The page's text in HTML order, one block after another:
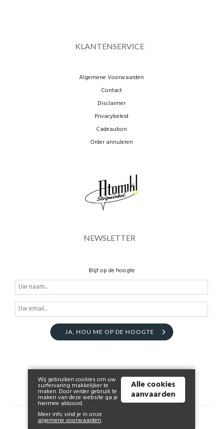
KLANTENSERVICE
Algemene Voorwaarden
Contact
Disclaimer
Privacybeleid
Cadeaubon
Order annuleren
NEWSLETTER
Blijf op de hoogte
JA, HOU ME OP DE HOOGTE
© 2026 www.atomik.nl | Powered by
Wij gebruiken cookies om uw
surfervaring makkelijker te
maken. Door verder gebruik te
maken van deze website ga je
hiermee akkoord.
Meer info vind je in onze
algemene voorwaarden.
Alle cookies
aanvaarden